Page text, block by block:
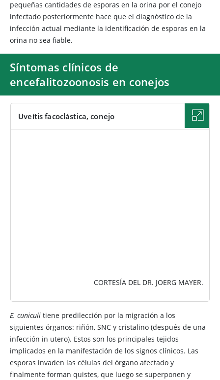
pequeñas cantidades de esporas en la orina por el conejo
infectado posteriormente hace que el diagnóstico de la
infección actual mediante la identificación de esporas en la
orina no sea fiable.
Síntomas clínicos de
encefalitozoonosis en conejos
Uveítis facoclástica, conejo
CORTESÍA DEL DR. JOERG MAYER.
E. cuniculi tiene predilección por la migración a los
siguientes órganos: riñón, SNC y cristalino (después de una
infección in utero). Estos son los principales tejidos
implicados en la manifestación de los signos clínicos. Las
esporas invaden las células del órgano afectado y
finalmente forman quistes, que luego se superponen y